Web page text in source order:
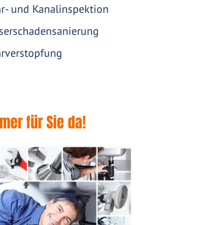
und Kanalinspektion
für Sie da!